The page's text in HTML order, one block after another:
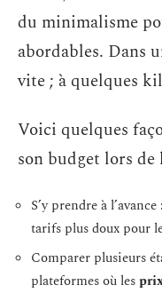
du minimalisme
abordables. Dans
vite ; à quelques
Voici quelques
son budget lors
S’y prendre à
tarifs plus doux pour
Comparer plusieurs
plateformes où les